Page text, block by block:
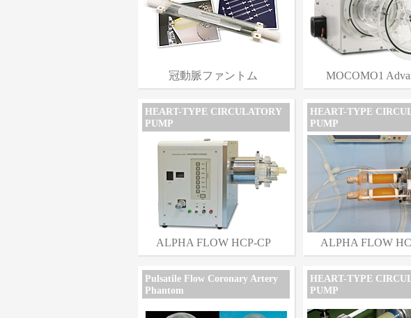
冠動脈ファントム MOCOMO1
HEART-TYPE CIRCULATORY
PUMP
ALPHA FLOW HCP-CP
HEART-TYPE
PUMP
ALPHA FLOW
Pulsatile Flow Coronary Artery
Phantom
HEART-TYPE
PUMP